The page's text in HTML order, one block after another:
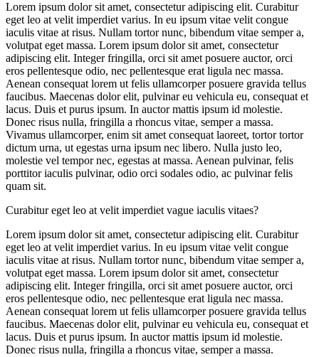
Lorem ipsum dolor sit amet, consectetur adipiscing elit. Curabitur
eget leo at velit imperdiet varius. In eu ipsum vitae velit congue
iaculis vitae at risus. Nullam tortor nunc, bibendum vitae semper a,
volutpat eget massa. Lorem ipsum dolor sit amet, consectetur
adipiscing elit. Integer fringilla, orci sit amet posuere auctor, orci
eros pellentesque odio, nec pellentesque erat ligula nec massa.
Aenean consequat lorem ut felis ullamcorper posuere gravida tellus
faucibus. Maecenas dolor elit, pulvinar eu vehicula eu, consequat et
lacus. Duis et purus ipsum. In auctor mattis ipsum id molestie.
Donec risus nulla, fringilla a rhoncus vitae, semper a massa.
Vivamus ullamcorper, enim sit amet consequat laoreet, tortor tortor
dictum urna, ut egestas urna ipsum nec libero. Nulla justo leo,
molestie vel tempor nec, egestas at massa. Aenean pulvinar, felis
porttitor iaculis pulvinar, odio orci sodales odio, ac pulvinar felis
quam sit.
Curabitur eget leo at velit imperdiet vague iaculis vitaes?
Lorem ipsum dolor sit amet, consectetur adipiscing elit. Curabitur
eget leo at velit imperdiet varius. In eu ipsum vitae velit congue
iaculis vitae at risus. Nullam tortor nunc, bibendum vitae semper a,
volutpat eget massa. Lorem ipsum dolor sit amet, consectetur
adipiscing elit. Integer fringilla, orci sit amet posuere auctor, orci
eros pellentesque odio, nec pellentesque erat ligula nec massa.
Aenean consequat lorem ut felis ullamcorper posuere gravida tellus
faucibus. Maecenas dolor elit, pulvinar eu vehicula eu, consequat et
lacus. Duis et purus ipsum. In auctor mattis ipsum id molestie.
Donec risus nulla, fringilla a rhoncus vitae, semper a massa.